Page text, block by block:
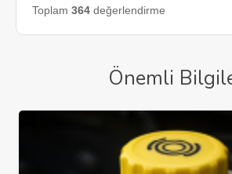
Toplam 364 değerlendirme
Önemli